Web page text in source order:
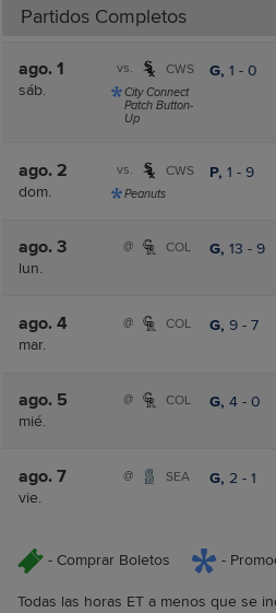
Partidos Completos
ago. 1
sáb.
vs. CWS
City Connect
Patch Button-
Up
G, 1 - 0
ago. 2
dom.
vs. CWS
Peanuts
P, 1 - 9
ago. 3
lun.
@ COL G, 13 - 9
ago. 4
mar.
@ COL G, 9 - 7
ago. 5
mié.
@ COL G, 4 - 0
ago. 7
vie.
@ SEA G, 2 - 1
- Comprar Boletos -
Todas las horas ET a menos que se